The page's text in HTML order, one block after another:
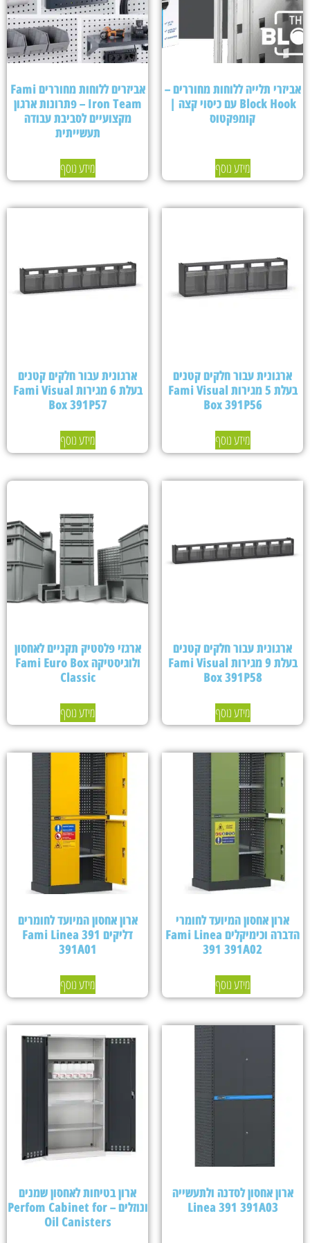
אביזרי תלייה ללוחות מחוררים –
Block Hook עם כיסוי קצה |
קומפקטוס
מידע נוסף
אביזרים ללוחות מחוררים Fami
Iron Team – פתרונות ארגון
מקצועיים לסביבת עבודה
תעשייתית
מידע נוסף
ארגונית עבור חלקים קטנים
בעלת 5 מגירות Fami Visual
Box 391P56
מידע נוסף
ארגונית עבור חלקים קטנים
בעלת 6 מגירות Fami Visual
Box 391P57
מידע נוסף
ארגונית עבור חלקים קטנים
בעלת 9 מגירות Fami Visual
Box 391P58
מידע נוסף
ארגזי פלסטיק תקניים לאחסון
ולוגיסטיקה Fami Euro Box
Classic
מידע נוסף
ארון אחסון המיועד לחומרי
הדברה וכימיקלים Fami Linea
391 391A02
מידע נוסף
ארון אחסון המיועד לחומרים
דליקים Fami Linea 391
391A01
מידע נוסף
ארון אחסון לסדנה ולתעשייה
Linea 391 391A03
ארון בטיחות לאחסון שמנים
ונוזלים – Perfom Cabinet for
Oil Canisters